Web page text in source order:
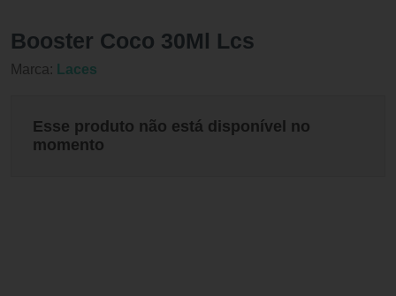
Booster Coco 30Ml Lcs
Marca: Laces
Esse produto não está disponível no
momento